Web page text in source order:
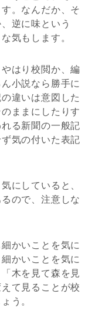
。なんだか、そ
逆に味という
気もします。
はり校閲か、編
小説なら勝手に
違いは意図した
ままにしたりす
る新聞の一般記
気の付いた表記
にしていると、
ので、注意しな
かいことを気に
かいことを気に
木を見て森を見
て見ることが校
う。